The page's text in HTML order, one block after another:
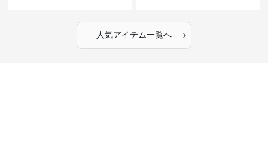
人気アイテム一覧へ ›